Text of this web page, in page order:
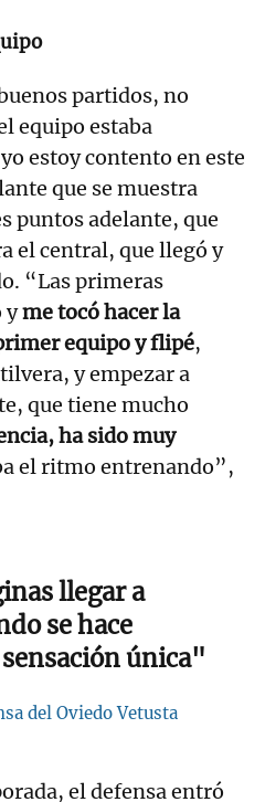
partidos, no
equipo estaba
estoy contento en este
que se muestra
puntos adelante, que
el central, que llegó y
“Las primeras
yme tocó hacer la
equipo y flipé,
y empezar a
que tiene mucho
ha sido muy
el ritmo entrenando”,
llegar a
se hace
única"
del Oviedo Vetusta
el defensa entró